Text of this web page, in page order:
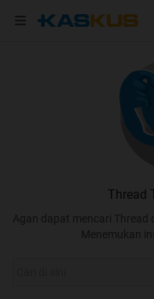
Thread
Agan dapat mencari Thread
Menemukan